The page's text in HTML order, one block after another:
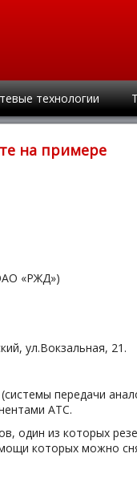
технологии
на примере
«РЖД»)
ул.Вокзальная, 21.
передачи
АТС.
один из которых
которых можно